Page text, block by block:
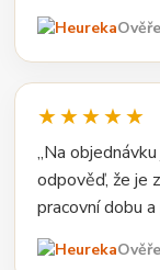
★★★★★
„Na
odpověď, že je
pracovní dobu